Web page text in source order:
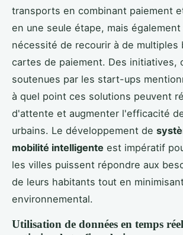
transports en combinant paiement
en une seule étape, mais
nécessité de recourir à de multiples
cartes de paiement. Des initiatives,
soutenues par les start-ups
à quel point ces solutions peuvent
d'attente et augmenter l'efficacité
urbains. Le développement de
mobilité intelligente est impératif
les villes puissent répondre aux
de leurs habitants tout en
environnemental.
Utilisation de données en temps